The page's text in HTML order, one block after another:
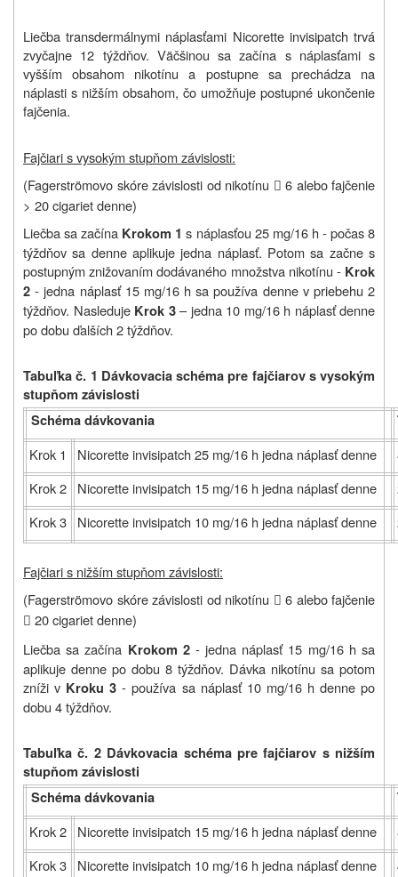
Liečba transdermálnymi náplasťami Nicorette invisipatch trvá
zvyčajne 12 týždňov. Väčšinou sa začína s náplasťami s
vyšším obsahom nikotínu a postupne sa prechádza na
náplasti s nižším obsahom, čo umožňuje postupné ukončenie
fajčenia.
Fajčiari s vysokým stupňom závislosti:
(Fagerströmovo skóre závislosti od nikotínu  6 alebo fajčenie
> 20 cigariet denne)
Liečba sa začína Krokom 1 s náplasťou 25 mg/16 h - počas 8
týždňov sa denne aplikuje jedna náplasť. Potom sa začne s
postupným znižovaním dodávaného množstva nikotínu - Krok
2- jedna náplasť 15 mg/16 h sa používa denne v priebehu 2
týždňov. Nasleduje Krok 3– jedna 10 mg/16 h náplasť denne
po dobu ďalších 2 týždňov.
Tabuľka č. 1 Dávkovacia schéma pre fajčiarov s vysokým
stupňom závislosti
Schéma dávkovania
Krok 1
Nicorette invisipatch 25 mg/16 h jedna náplasť denne
Krok 2
Nicorette invisipatch 15 mg/16 h jedna náplasť denne
Krok 3
Nicorette invisipatch 10 mg/16 h jedna náplasť denne
Fajčiari s nižším stupňom závislosti:
(Fagerströmovo skóre závislosti od nikotínu  6 alebo fajčenie
 20 cigariet denne)
Liečba sa začína Krokom 2 - jedna náplasť 15 mg/16 h sa
aplikuje denne po dobu 8 týždňov. Dávka nikotínu sa potom
zníži v Kroku 3- používa sa náplasť 10 mg/16 h denne po
dobu 4 týždňov.
Tabuľka č. 2 Dávkovacia schéma pre fajčiarov s nižším
stupňom závislosti
Schéma dávkovania
Krok 2
Nicorette invisipatch 15 mg/16 h jedna náplasť denne
Krok 3
Nicorette invisipatch 10 mg/16 h jedna náplasť denne